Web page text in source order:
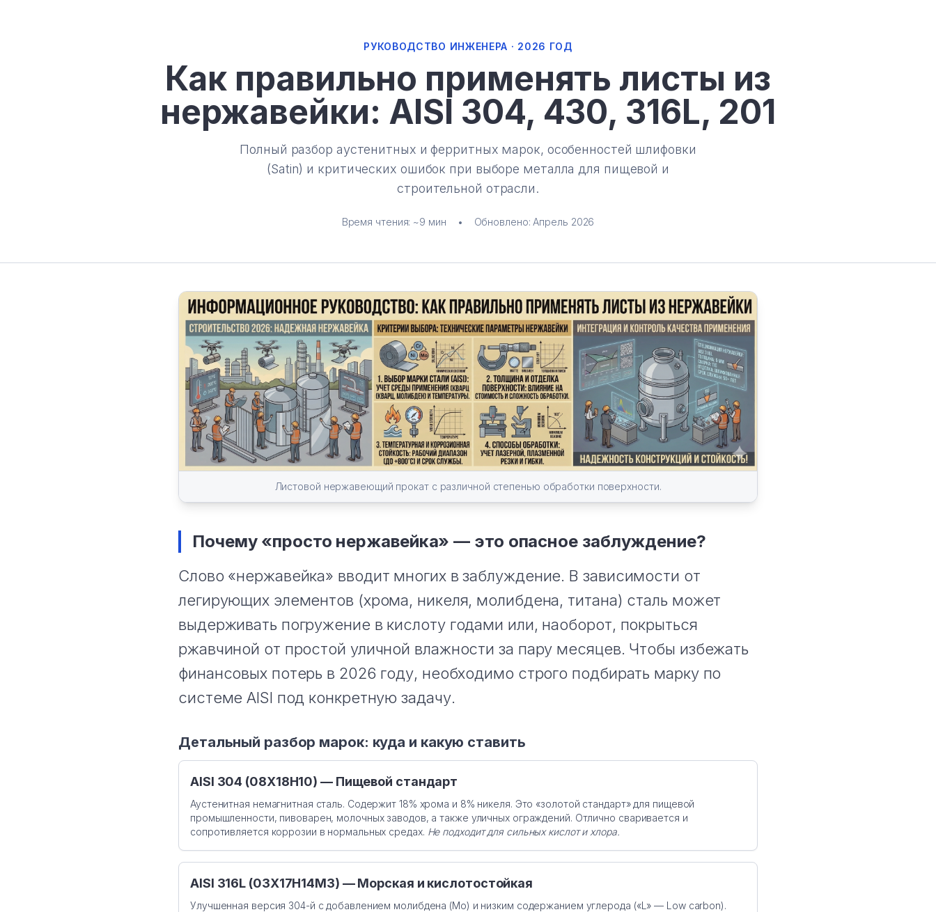
РУКОВОДСТВО ИНЖЕНЕРА · 2026 ГОД
Как правильно применять листы из
нержавейки: AISI 304, 430, 316L, 201
Полный разбор аустенитных и ферритных марок, особенностей шлифовки
(Satin) и критических ошибок при выборе металла для пищевой и
строительной отрасли.
Время чтения: ~9 мин • Обновлено: Апрель 2026
Листовой нержавеющий прокат с различной степенью обработки поверхности.
Почему «просто нержавейка» — это опасное заблуждение?
Слово «нержавейка» вводит многих в заблуждение. В зависимости от
легирующих элементов (хрома, никеля, молибдена, титана) сталь может
выдерживать погружение в кислоту годами или, наоборот, покрыться
ржавчиной от простой уличной влажности за пару месяцев. Чтобы избежать
финансовых потерь в 2026 году, необходимо строго подбирать марку по
системе AISI под конкретную задачу.
Детальный разбор марок: куда и какую ставить
AISI 304 (08Х18Н10) — Пищевой стандарт
Аустенитная немагнитная сталь. Содержит 18% хрома и 8% никеля. Это «золотой стандарт» для пищевой
промышленности, пивоварен, молочных заводов, а также уличных ограждений. Отлично сваривается и
сопротивляется коррозии в нормальных средах. Не подходит для сильных кислот и хлора.
AISI 316L (03Х17Н14М3) — Морская и кислотостойкая
Улучшенная версия 304-й с добавлением молибдена (Mo) и низким содержанием углерода («L» — Low carbon).